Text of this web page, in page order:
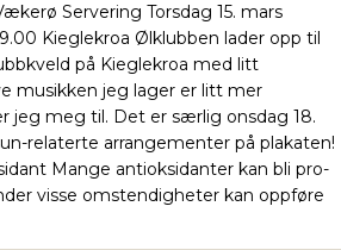
Servering Torsdag 15. mars
Kieglekroa Ølklubben lader opp til
på Kieglekroa med litt
musikken jeg lager er litt mer
jeg meg til. Det er særlig onsdag 18.
relaterte arrangementer på plakaten!
Mange antioksidanter kan bli pro-
visse omstendigheter kan oppføre